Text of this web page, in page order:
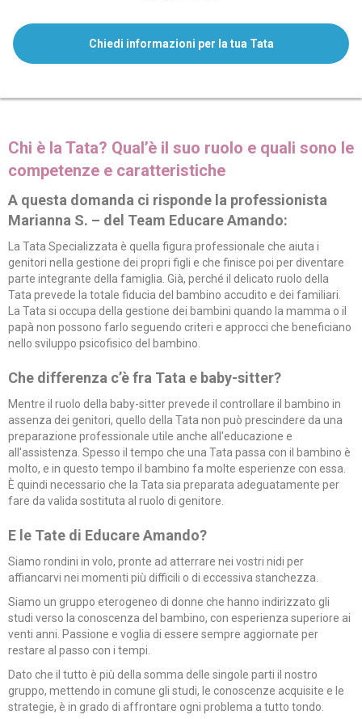
Chiedi informazioni per la tua Tata
Chi è la Tata? Qual’è il suo ruolo e quali sono le
competenze e caratteristiche
A questa domanda ci risponde la professionista
Marianna S. – del Team Educare Amando:
La Tata Specializzata è quella figura professionale che aiuta i
genitori nella gestione dei propri figli e che finisce poi per diventare
parte integrante della famiglia. Già, perché il delicato ruolo della
Tata prevede la totale fiducia del bambino accudito e dei familiari.
La Tata si occupa della gestione dei bambini quando la mamma o il
papà non possono farlo seguendo criteri e approcci che beneficiano
nello sviluppo psicofisico del bambino.
Che differenza c’è fra Tata e baby-sitter?
Mentre il ruolo della baby-sitter prevede il controllare il bambino in
assenza dei genitori, quello della Tata non può prescindere da una
preparazione professionale utile anche all'educazione e
all'assistenza. Spesso il tempo che una Tata passa con il bambino è
molto, e in questo tempo il bambino fa molte esperienze con essa.
È quindi necessario che la Tata sia preparata adeguatamente per
fare da valida sostituta al ruolo di genitore.
E le Tate di Educare Amando?
Siamo rondini in volo, pronte ad atterrare nei vostri nidi per
affiancarvi nei momenti più difficili o di eccessiva stanchezza.
Siamo un gruppo eterogeneo di donne che hanno indirizzato gli
studi verso la conoscenza del bambino, con esperienza superiore ai
venti anni. Passione e voglia di essere sempre aggiornate per
restare al passo con i tempi.
Dato che il tutto è più della somma delle singole parti il nostro
gruppo, mettendo in comune gli studi, le conoscenze acquisite e le
strategie, è in grado di affrontare ogni problema a tutto tondo.